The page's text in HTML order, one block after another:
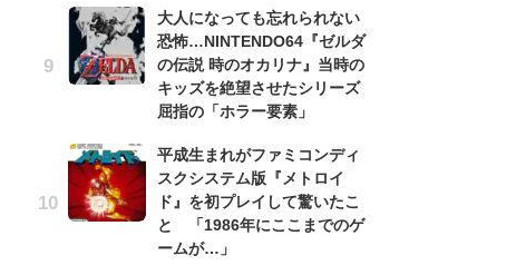
大人になっても忘れられない
恐怖…NINTENDO64『ゼルダ
の伝説 時のオカリナ』当時の
キッズを絶望させたシリーズ
屈指の「ホラー要素」
平成生まれがファミコンディ
スクシステム版『メトロイ
ド』を初プレイして驚いたこ
と 「1986年にここまでのゲ
ームが…」